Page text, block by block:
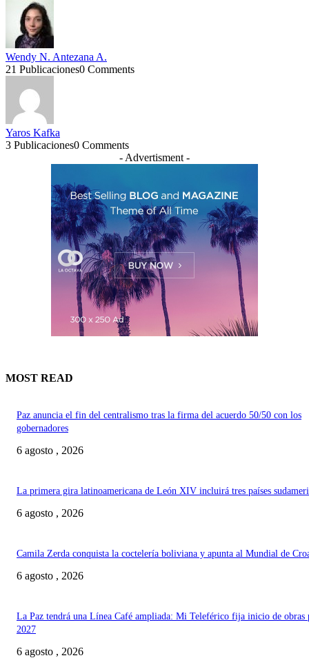
Wendy N. Antezana A.
21 Publicaciones0 Comments
Yaros Kafka
3 Publicaciones0 Comments
- Advertisment -
MOST READ
Paz anuncia el fin del centralismo tras la firma del acuerdo 50/50 con los
gobernadores
6 agosto , 2026
La primera gira latinoamericana de León XIV incluirá tres países
6 agosto , 2026
Camila Zerda conquista la coctelería boliviana y apunta al Mundial de
6 agosto , 2026
La Paz tendrá una Línea Café ampliada: Mi Teleférico fija inicio de obras
2027
6 agosto , 2026